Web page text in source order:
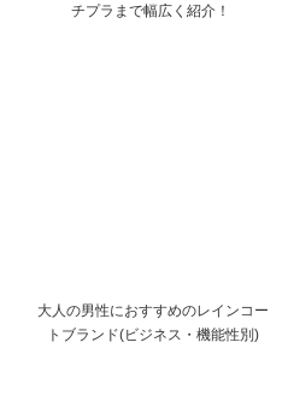
チプラまで幅広く紹介！
大人の男性におすすめのレインコー
トブランド(ビジネス・機能性別)